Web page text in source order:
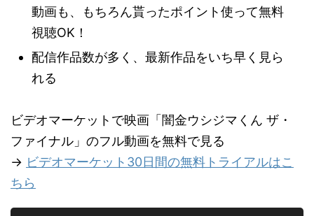
動画も、もちろん貰ったポイント使って無料
視聴OK！
配信作品数が多く、最新作品をいち早く見ら
れる
ビデオマーケットで映画「闇金ウシジマくん ザ・
ファイナル」のフル動画を無料で見る
→ ビデオマーケット30日間の無料トライアルはこ
ちら